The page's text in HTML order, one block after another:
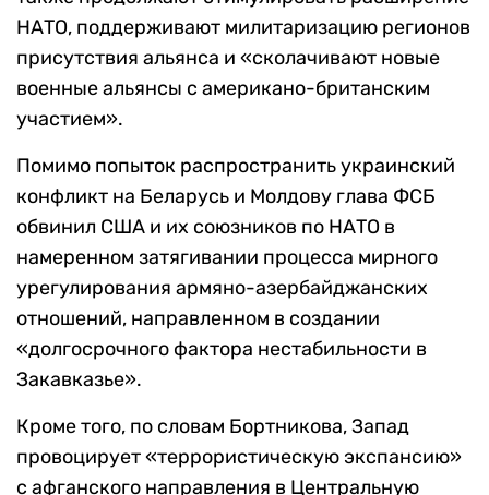
НАТО, поддерживают милитаризацию регионов
присутствия альянса и «сколачивают новые
военные альянсы с американо-британским
участием».
Помимо попыток распространить украинский
конфликт на Беларусь и Молдову глава ФСБ
обвинил США и их союзников по НАТО в
намеренном затягивании процесса мирного
урегулирования армяно-азербайджанских
отношений, направленном в создании
«долгосрочного фактора нестабильности в
Закавказье».
Кроме того, по словам Бортникова, Запад
провоцирует «террористическую экспансию»
с афганского направления в Центральную